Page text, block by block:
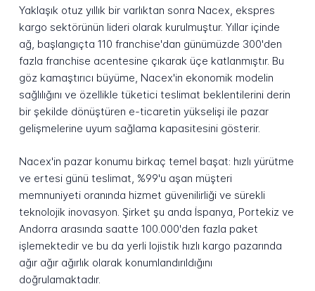
Yaklaşık otuz yıllık bir varlıktan sonra Nacex, ekspres
kargo sektörünün lideri olarak kurulmuştur. Yıllar içinde
ağ, başlangıçta 110 franchise'dan günümüzde 300'den
fazla franchise acentesine çıkarak üçe katlanmıştır. Bu
göz kamaştırıcı büyüme, Nacex'in ekonomik modelin
sağlılığını ve özellikle tüketici teslimat beklentilerini derin
bir şekilde dönüştüren e-ticaretin yükselişi ile pazar
gelişmelerine uyum sağlama kapasitesini gösterir.
Nacex'in pazar konumu birkaç temel başat: hızlı yürütme
ve ertesi günü teslimat, %99'u aşan müşteri
memnuniyeti oranında hizmet güvenilirliği ve sürekli
teknolojik inovasyon. Şirket şu anda İspanya, Portekiz ve
Andorra arasında saatte 100.000'den fazla paket
işlemektedir ve bu da yerli lojistik hızlı kargo pazarında
ağır ağır ağırlık olarak konumlandırıldığını
doğrulamaktadır.